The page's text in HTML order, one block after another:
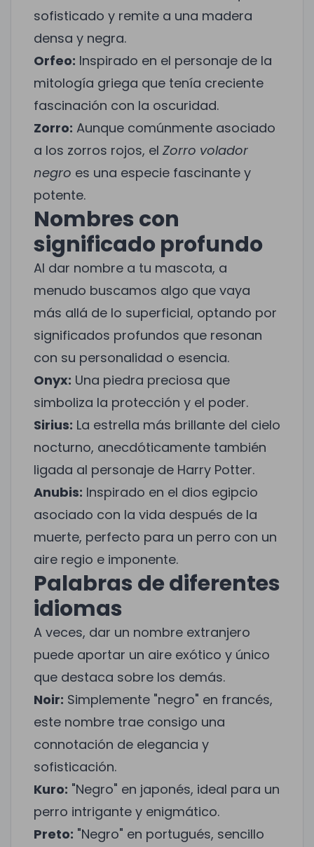
sofisticado y remite a una madera
densa y negra.
Orfeo: Inspirado en el personaje de la
mitología griega que tenía creciente
fascinación con la oscuridad.
Zorro: Aunque comúnmente asociado
a los zorros rojos, el Zorro volador
negro es una especie fascinante y
potente.
Nombres con
significado profundo
Al dar nombre a tu mascota, a
menudo buscamos algo que vaya
más allá de lo superficial, optando por
significados profundos que resonan
con su personalidad o esencia.
Onyx: Una piedra preciosa que
simboliza la protección y el poder.
Sirius: La estrella más brillante del cielo
nocturno, anecdóticamente también
ligada al personaje de Harry Potter.
Anubis: Inspirado en el dios egipcio
asociado con la vida después de la
muerte, perfecto para un perro con un
aire regio e imponente.
Palabras de diferentes
idiomas
A veces, dar un nombre extranjero
puede aportar un aire exótico y único
que destaca sobre los demás.
Noir: Simplemente "negro" en francés,
este nombre trae consigo una
connotación de elegancia y
sofisticación.
Kuro: "Negro" en japonés, ideal para un
perro intrigante y enigmático.
Preto: "Negro" en portugués, sencillo